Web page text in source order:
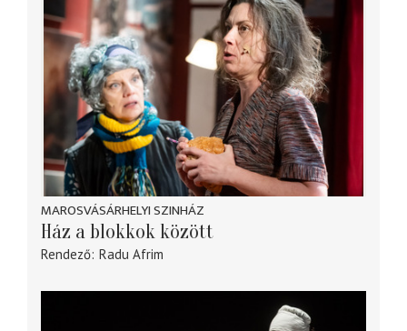
MAROSVÁSÁRHELYI SZINHÁZ
Ház a blokkok között
Rendező Radu Afrim